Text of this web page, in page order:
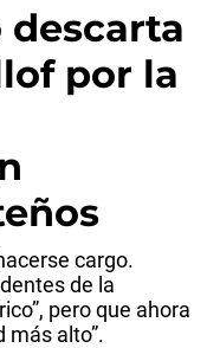
descarta
por la
cargo.
de la
pero que ahora
más alto”.